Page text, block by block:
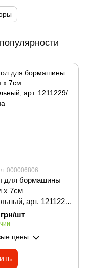
000006806
для бормашины
х 7см
арт. 1211229/
шт
цены